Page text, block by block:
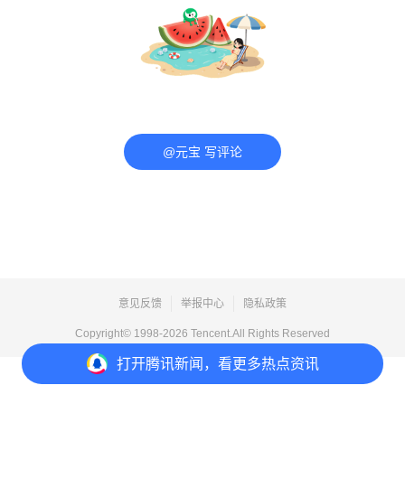
打开腾讯新闻，看更多热点资讯
@元宝 写评论
意见反馈 举报中心 隐私政策
Copyright© 1998-2026 Tencent.All Rights Reserved